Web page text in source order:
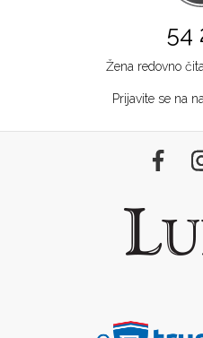
54
Žena redovno
Prijavite se na